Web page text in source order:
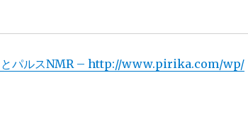
とパルスNMR – http://www.pirika.com/wp/